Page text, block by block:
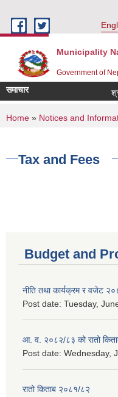
Municipality
Government of
समाचार
You are here
Home » Notices and
Tax and Fees
Budget and
नीति तथा कार्यक्रम र वजेट
Post date: Tuesday,
आ. व. २०८२/८३ को रातो
Post date: Wednesday,
रातो किताब २०८१/८२